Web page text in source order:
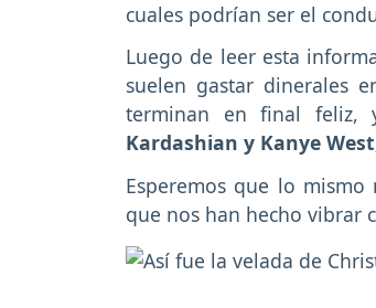
cuales podrían ser el
Luego de leer esta
suelen gastar dinerales
terminan en final
Kardashian y Kanye
Esperemos que lo mismo
que nos han hecho vibrar